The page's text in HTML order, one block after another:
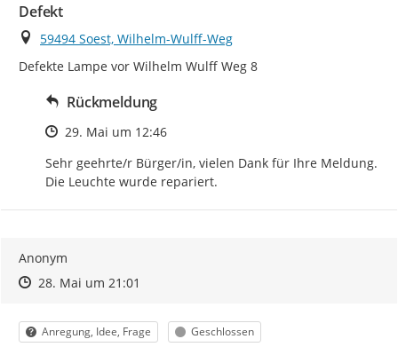
Defekt
Ort
59494 Soest, Wilhelm-Wulff-Weg
Defekte Lampe vor Wilhelm Wulff Weg 8
Rückmeldung
Zeitpunkt des Erstellens
29. Mai um 12:46
Sehr geehrte/r Bürger/in, vielen Dank für Ihre Meldung.
Die Leuchte wurde repariert.
Anonym
Zeitpunkt des Erstellens
Zeitpunkt des Erstellens
28. Mai um 21:01
Kategorie
Anregung, Idee, Frage Status
Geschlossen